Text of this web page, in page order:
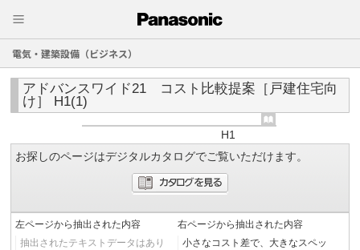
電気・建築設備（ビジネス）
アドバンスワイド21 コスト比較提案［戸建住宅向
け］ H1(1)
H1
お探しのページはデジタルカタログでご覧いただけます。
左ページから抽出された内容
抽出されたテキストデータはあり
右ページから抽出された内容
小さなコスト差で、大きなスペッ